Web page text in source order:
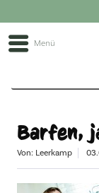
Menü
Barfen,
Von: Leerkamp